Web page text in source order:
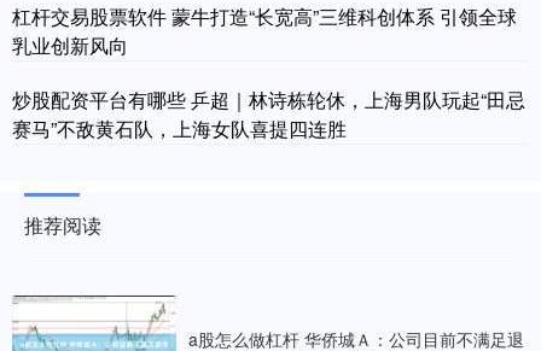
杠杆交易股票软件 蒙牛打造“长宽高”三维科创体系 引领全球
乳业创新风向
炒股配资平台有哪些 乒超｜林诗栋轮休，上海男队玩起“田忌
赛马”不敌黄石队，上海女队喜提四连胜
推荐阅读
a股怎么做杠杆 华侨城Ａ：公司目前不满足退